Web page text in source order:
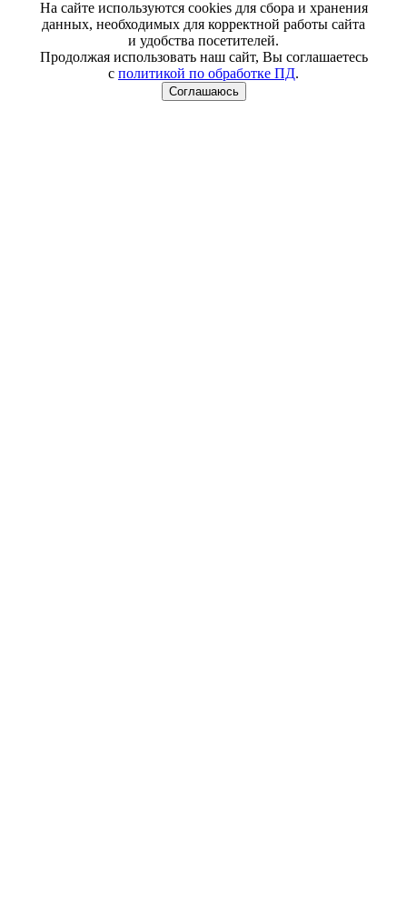
На сайте используются cookies для сбора и хранения
данных, необходимых для корректной работы сайта
и удобства посетителей.
Продолжая использовать наш сайт, Вы соглашаетесь
с политикой по обработке ПД.
Соглашаюсь